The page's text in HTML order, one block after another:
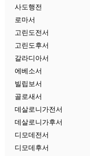
사도행전
로마서
고린도전서
고린도후서
갈라디아서
에베소서
빌립보서
골로새서
데살로니가전서
데살로니가후서
디모데전서
디모데후서